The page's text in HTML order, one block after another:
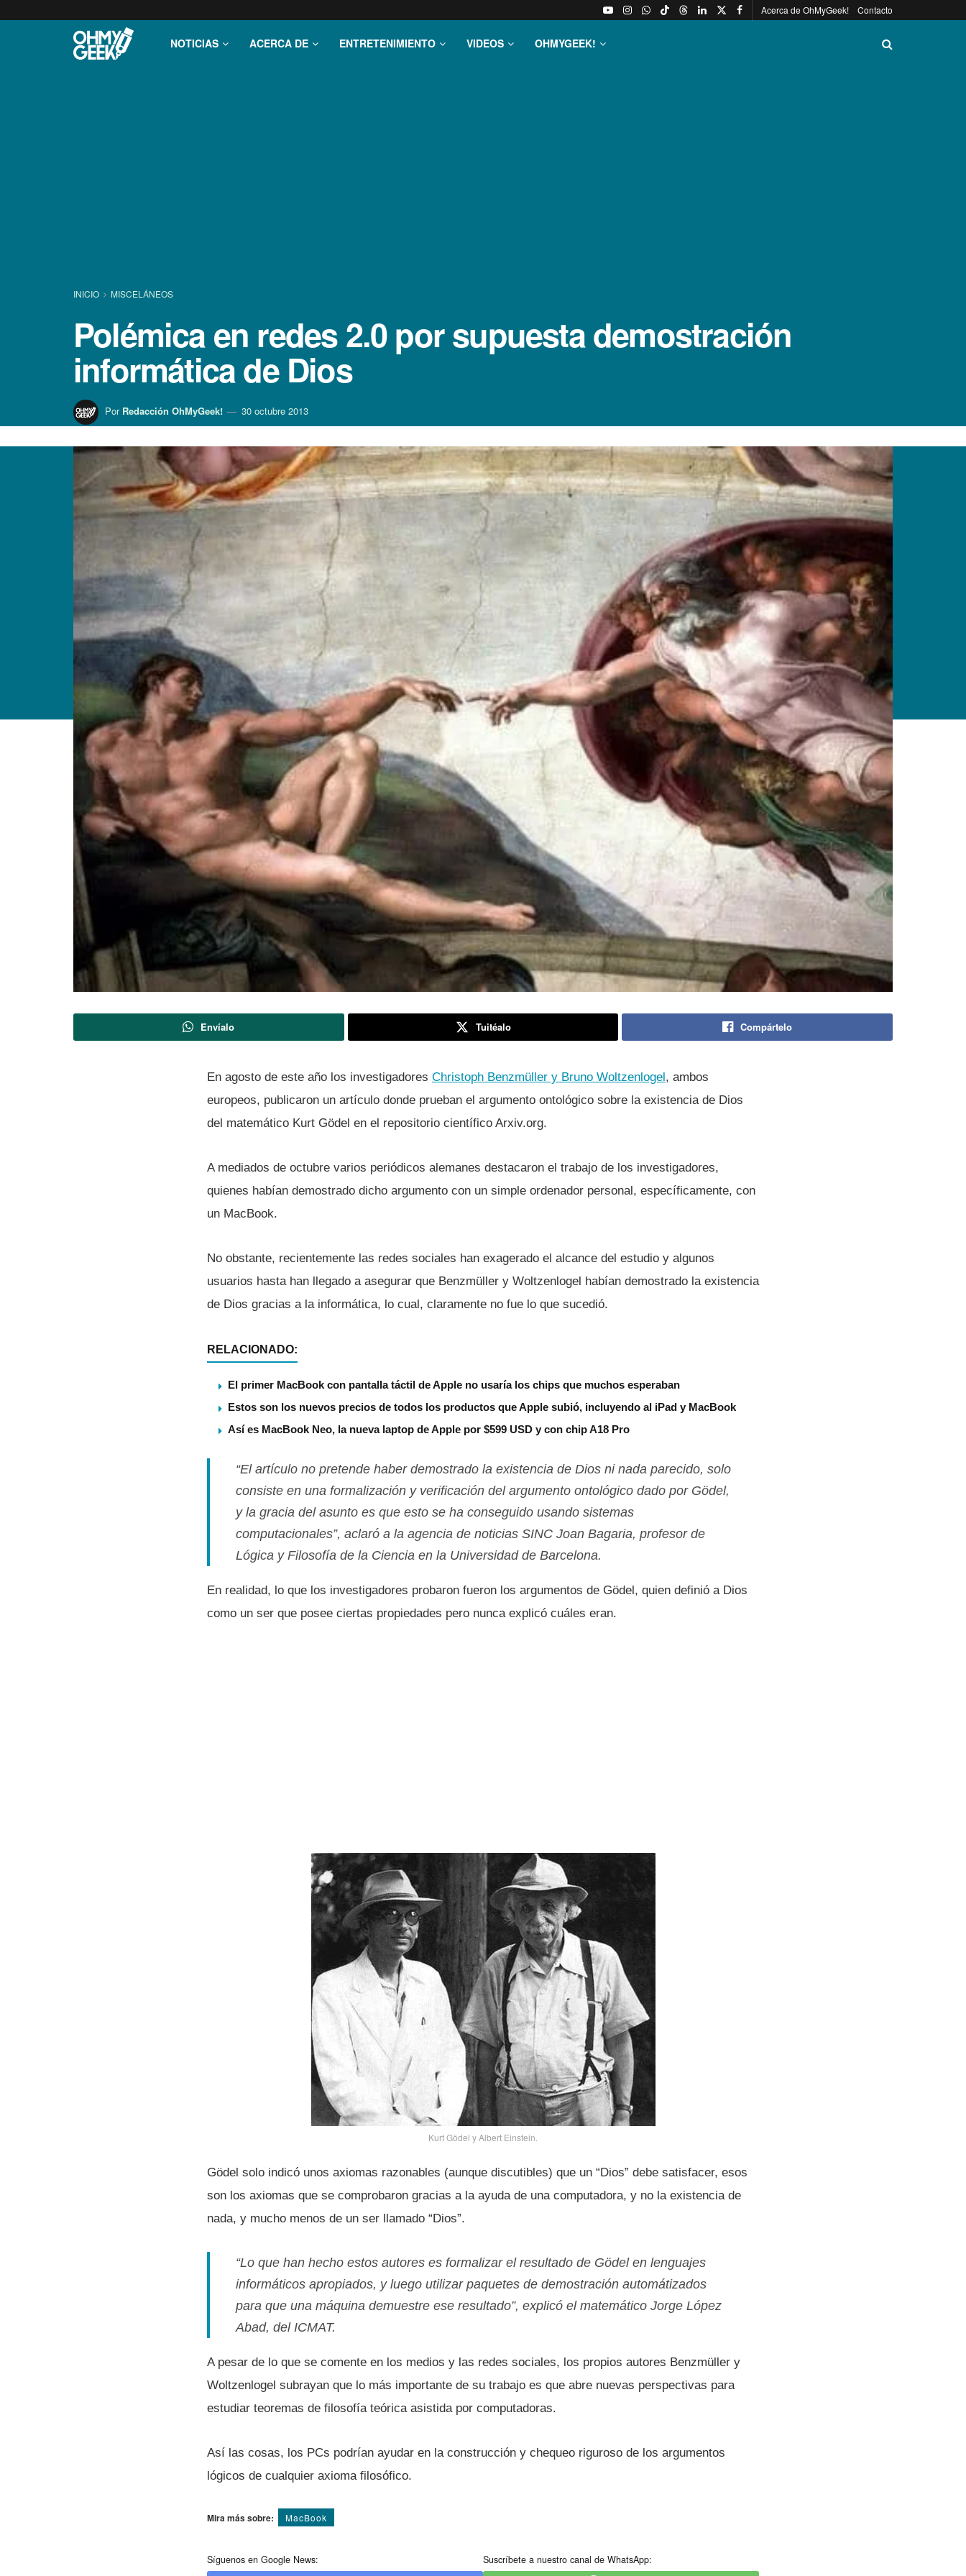
Acerca de OhMyGeek! Contacto
NOTICIAS ACERCA DE ENTRETENIMIENTO VIDEOS OHMYGEEK!
INICIO MISCELÁNEOS
Polémica en redes 2.0 por supuesta demostración
informática de Dios
Por Redacción OhMyGeek! 30 octubre 2013
Envíalo Tuitéalo Compártelo
En agosto de este año los investigadores Christoph Benzmüller y Bruno Woltzenlogel , ambos
europeos, publicaron un artí­culo donde prueban el argumento ontológico sobre la existencia de Dios
del matemático Kurt Gödel en el repositorio cientí­fico Arxiv.org.
A mediados de octubre varios periódicos alemanes destacaron el trabajo de los investigadores,
quienes habí­an demostrado dicho argumento con un simple ordenador personal, especí­ficamente, con
un MacBook.
No obstante, recientemente las redes sociales han exagerado el alcance del estudio y algunos
usuarios hasta han llegado a asegurar que Benzmüller y Woltzenlogel habí­an demostrado la existencia
de Dios gracias a la informática, lo cual, claramente no fue lo que sucedió.
RELACIONADO:
El primer MacBook con pantalla táctil de Apple no usaría los chips que muchos esperaban
Estos son los nuevos precios de todos los productos que Apple subió, incluyendo al iPad y MacBook
Así es MacBook Neo, la nueva laptop de Apple por $599 USD y con chip A18 Pro
“El artí­culo no pretende haber demostrado la existencia de Dios ni nada parecido, solo
consiste en una formalización y verificación del argumento ontológico dado por Gödel,
y la gracia del asunto es que esto se ha conseguido usando sistemas
computacionales”, aclaró a la agencia de noticias SINC Joan Bagaria, profesor de
Lógica y Filosofí­a de la Ciencia en la Universidad de Barcelona.
En realidad, lo que los investigadores probaron fueron los argumentos de Gödel, quien definió a Dios
como un ser que posee ciertas propiedades pero nunca explicó cuáles eran.
Kurt Gödel y Albert Einstein.
Gödel solo indicó unos axiomas razonables (aunque discutibles) que un “Dios” debe satisfacer, esos
son los axiomas que se comprobaron gracias a la ayuda de una computadora, y no la existencia de
nada, y mucho menos de un ser llamado “Dios”.
“Lo que han hecho estos autores es formalizar el resultado de Gödel en lenguajes
informáticos apropiados, y luego utilizar paquetes de demostración automátizados
para que una máquina demuestre ese resultado”, explicó el matemático Jorge López
Abad, del ICMAT.
A pesar de lo que se comente en los medios y las redes sociales, los propios autores Benzmüller y
Woltzenlogel subrayan que lo más importante de su trabajo es que abre nuevas perspectivas para
estudiar teoremas de filosofí­a teórica asistida por computadoras.
Así­ las cosas, los PCs podrí­an ayudar en la construcción y chequeo riguroso de los argumentos
lógicos de cualquier axioma filosófico.
Mira más sobre: MacBook
Síguenos en Google News: Suscríbete a nuestro canal de WhatsApp: